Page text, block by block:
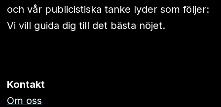
och vår publicistiska tanke lyder som följer:
Vi vill guida dig till det bästa nöjet.
Kontakt
Om oss